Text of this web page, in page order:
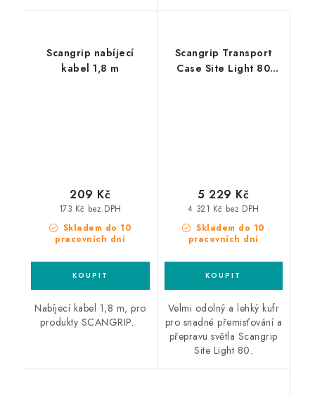
Scangrip nabíjecí
kabel 1,8 m
Skladem do 10
pracovních dní
173 Kč bez DPH
209 Kč
Nabíjecí kabel 1,8 m, pro
produkty SCANGRIP.
Scangrip Transport
Case Site Light 80
Skladem do 10
pracovních dní
4 321 Kč bez DPH
5 229 Kč
Velmi odolný a lehký kufr
pro snadné přemisťování a
přepravu světla Scangrip
Site Light 80.